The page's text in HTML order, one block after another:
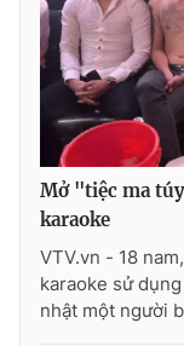
THỜI BÁO VTV
Theo dõi báo trên
Cơ quan chủ quản:
Mở "tiệc ma
karaoke
VTV.vn - 18
karaoke sử
nhật một người